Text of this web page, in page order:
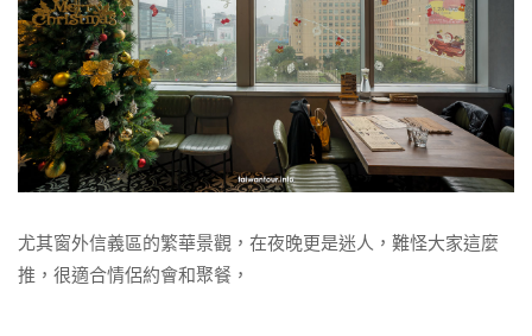
尤其窗外信義區的繁華景觀，在夜晚更是迷人，難怪大家這麼
推，很適合情侶約會和聚餐，